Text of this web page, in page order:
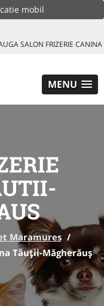
mobil
SALON FRIZERIE CANINA
MENU
Maramures /
Tăuții-Măgherăuș